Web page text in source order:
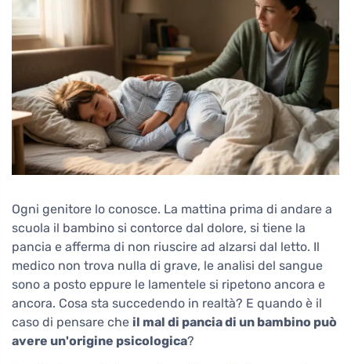
Ogni genitore lo conosce. La mattina prima di andare a
scuola il bambino si contorce dal dolore, si tiene la
pancia e afferma di non riuscire ad alzarsi dal letto. Il
medico non trova nulla di grave, le analisi del sangue
sono a posto eppure le lamentele si ripetono ancora e
ancora. Cosa sta succedendo in realtà? E quando è il
caso di pensare che il mal di pancia di un bambino può
avere un'origine psicologica?